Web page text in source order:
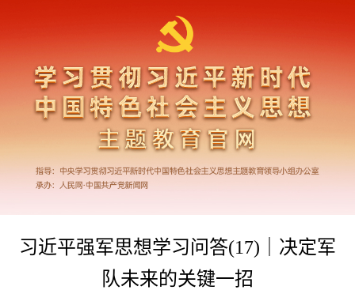
习近平强军思想学习问答(17)｜决定军
队未来的关键一招